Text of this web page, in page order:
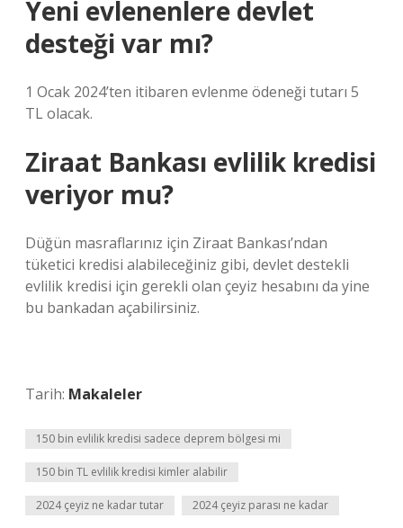
Yeni evlenenlere devlet
desteği var mı?
1 Ocak 2024’ten itibaren evlenme ödeneği tutarı 5
TL olacak.
Ziraat Bankası evlilik kredisi
veriyor mu?
Düğün masraflarınız için Ziraat Bankası’ndan
tüketici kredisi alabileceğiniz gibi, devlet destekli
evlilik kredisi için gerekli olan çeyiz hesabını da yine
bu bankadan açabilirsiniz.
Tarih: Makaleler
150 bin evlilik kredisi sadece deprem bölgesi mi
150 bin TL evlilik kredisi kimler alabilir
2024 çeyiz ne kadar tutar 2024 çeyiz parası ne kadar